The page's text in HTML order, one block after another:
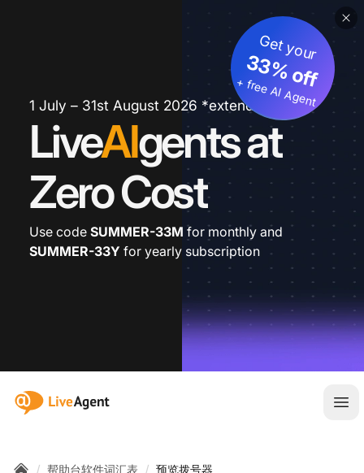
1 July – 31st August 2026 *extended
LiveAIgents at
Zero Cost
Get your
33% off
+ free AI Agent
Use code SUMMER-33M for monthly and
SUMMER-33Y for yearly subscription
:site.title
/ 帮助台软件词汇表 / 预览拨号器